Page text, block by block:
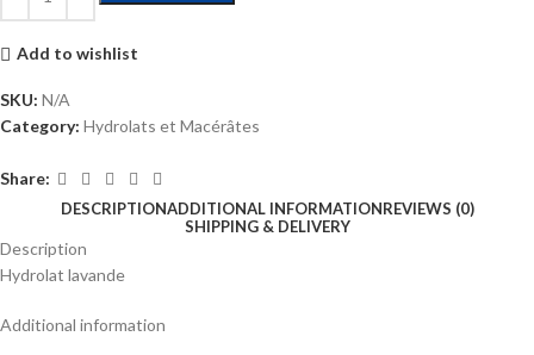
Add to wishlist
SKU: N/A
Category: Hydrolats et Macérâtes
Share:
DESCRIPTIONADDITIONAL INFORMATIONREVIEWS (0)
SHIPPING & DELIVERY
Description
Hydrolat lavande
Additional information